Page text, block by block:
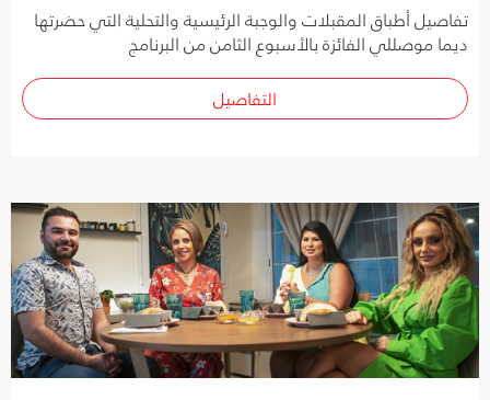
تفاصيل أطباق المقبلات والوجبة الرئيسية والتحلية التي حضرتها
ديما موصللي الفائزة بالأسبوع الثامن من البرنامج
التفاصيل